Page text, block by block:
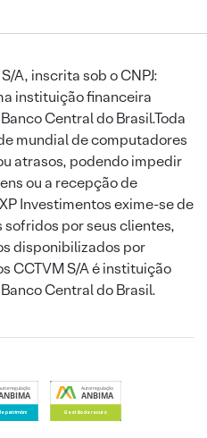
A, inscrita sob o CNPJ:
instituição financeira
Central do Brasil.Toda
mundial de computadores
atrasos, podendo impedir
ou a recepção de
Investimentos exime-se de
por seus clientes,
disponibilizados por
CCTVM S/A é instituição
Central do Brasil.